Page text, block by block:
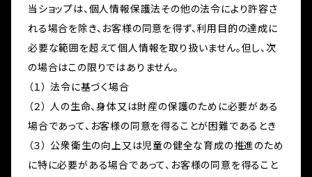
当ショップは、個人情報保護法その他の法令により許容さ
れる場合を除き、お客様の同意を得ず、利用目的の達成に
必要な範囲を超えて個人情報を取り扱いません。但し、次
の場合はこの限りではありません。
（１） 法令に基づく場合
（２） 人の生命、身体又は財産の保護のために必要がある
場合であって、お客様の同意を得ることが困難であるとき
（３） 公衆衛生の向上又は児童の健全な育成の推進のため
に特に必要がある場合であって、お客様の同意を得ること